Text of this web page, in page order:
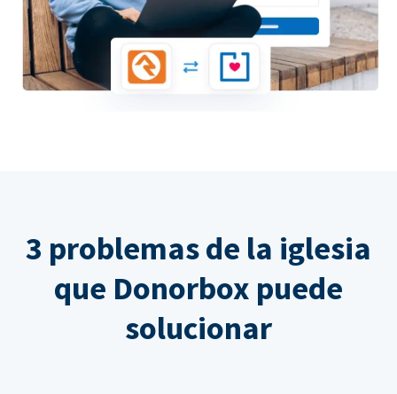
3 problemas de la iglesia
que Donorbox puede
solucionar